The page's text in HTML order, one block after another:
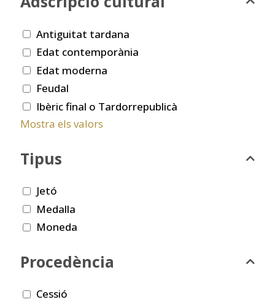
Antiguitat tardana
Edat contemporània
Edat moderna
Feudal
Ibèric final o Tardorrepublicà
Mostra els valors
Tipus
Jetó
Medalla
Moneda
Procedència
Cessió